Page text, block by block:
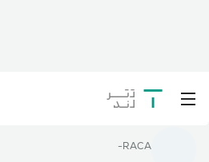
خانه رمزارزها/
RACA
RACA-